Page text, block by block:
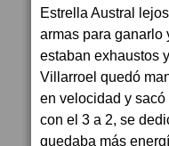
Estrella Austral
armas para ganarlo
estaban exhaustos
Villarroel quedó
en velocidad y
con el 3 a 2, se
quedaba más